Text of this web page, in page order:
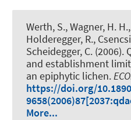
Werth, S., Wagner, H.
Holderegger, R.,
Scheidegger, C. (2006).
and establishment
an epiphytic lichen.
https://doi.org/
More...